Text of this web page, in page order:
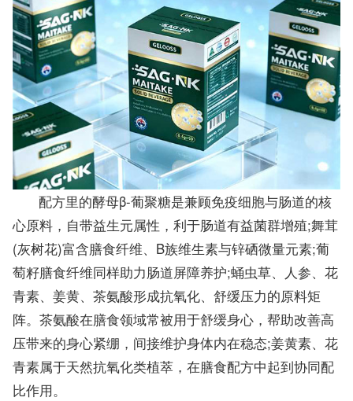
配方里的酵母β-葡聚糖是兼顾免疫细胞与肠道的核
心原料，自带益生元属性，利于肠道有益菌群增殖;舞茸
(灰树花)富含膳食纤维、B族维生素与锌硒微量元素;葡
萄籽膳食纤维同样助力肠道屏障养护;蛹虫草、人参、花
青素、姜黄、茶氨酸形成抗氧化、舒缓压力的原料矩
阵。茶氨酸在膳食领域常被用于舒缓身心，帮助改善高
压带来的身心紧绷，间接维护身体内在稳态;姜黄素、花
青素属于天然抗氧化类植萃，在膳食配方中起到协同配
比作用。